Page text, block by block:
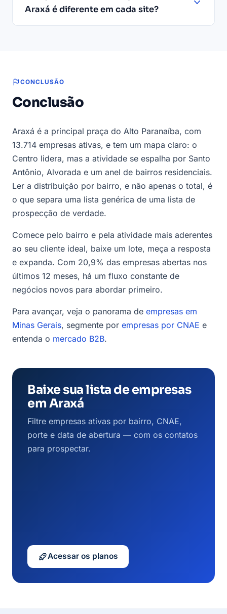
Araxá é diferente em cada site?
CONCLUSÃO
Conclusão
Araxá é a principal praça do Alto Paranaíba, com
13.714 empresas ativas, e tem um mapa claro: o
Centro lidera, mas a atividade se espalha por Santo
Antônio, Alvorada e um anel de bairros residenciais.
Ler a distribuição por bairro, e não apenas o total, é
o que separa uma lista genérica de uma lista de
prospecção de verdade.
Comece pelo bairro e pela atividade mais aderentes
ao seu cliente ideal, baixe um lote, meça a resposta
e expanda. Com 20,9% das empresas abertas nos
últimos 12 meses, há um fluxo constante de
negócios novos para abordar primeiro.
Para avançar, veja o panorama de empresas em
Minas Gerais, segmente por empresas por CNAE e
entenda o mercado B2B.
Baixe sua lista de empresas
em Araxá
Filtre empresas ativas por bairro, CNAE,
porte e data de abertura — com os contatos
para prospectar.
Acessar os planos